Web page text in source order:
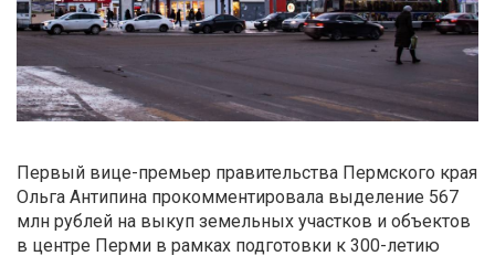
Первый вице-премьер правительства Пермского края
Ольга Антипина прокомментировала выделение 567
млн рублей на выкуп земельных участков и объектов
в центре Перми в рамках подготовки к 300-летию